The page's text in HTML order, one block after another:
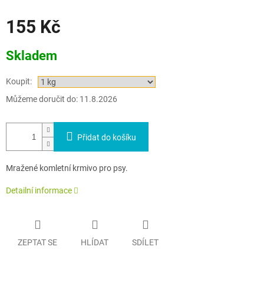
155 Kč
cena:
Skladem
Koupit:
Můžeme doručit do: 11.8.2026
Přidat do košíku
Mražené komletní krmivo pro psy.
Detailní informace
ZEPTAT SE HLÍDAT SDÍLET